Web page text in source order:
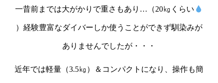
一昔前までは大がかりで重さもあり…（20㎏くらい
）経験豊富なダイバーしか使うことができず馴染みが
ありませんでしたが・・・
近年では軽量（3.5㎏）＆コンパクトになり、操作も簡